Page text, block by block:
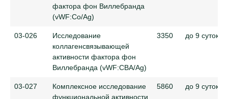
фактора фон Виллебранда
(vWF:Co/Ag)
03-026
Исследование
коллагенсвязывающей
активности фактора фон
Виллебранда (vWF:CBA/Ag)
3350 до 9 суток
03-027
Комплексное исследование
функциональной активности
5860 до 9 суток